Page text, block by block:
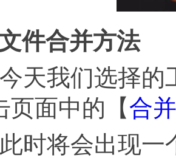
件合并方法
我们选择的
页面中的【合
将会出现一